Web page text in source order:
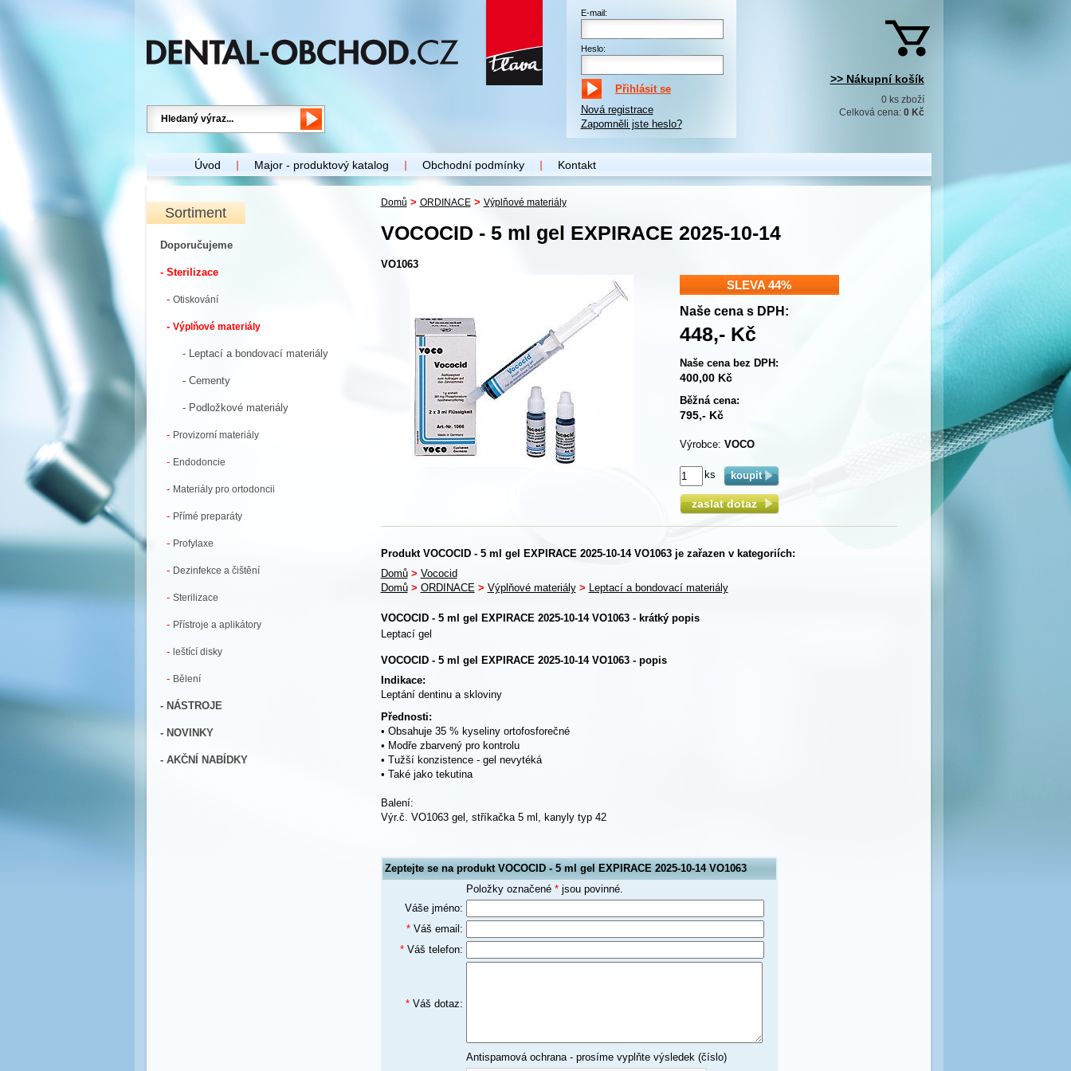
E-mail:
Heslo:
Nová registrace
Zapomněli jste heslo?
>> Nákupní košík
0 ks zboží
Celková cena: 0 Kč
Úvod Major - produktový katalog Obchodní podmínky Kontakt
Sortiment
Doporučujeme
- Sterilizace
- Otiskování
- Výplňové materiály
- Leptací a bondovací materiály
- Cementy
- Podložkové materiály
- Provizorní materiály
- Endodoncie
- Materiály pro ortodoncii
- Přímé preparáty
- Profylaxe
- Dezinfekce a čištění
- Sterilizace
- Přístroje a aplikátory
- leštící disky
- Bělení
- NÁSTROJE
- NOVINKY
- AKČNÍ NABÍDKY
Domů > ORDINACE > Výplňové materiály
VOCOCID - 5 ml gel EXPIRACE 2025-10-14
VO1063
SLEVA 44%
Naše cena s DPH:
448,- Kč
Naše cena bez DPH:
400,00 Kč
Běžná cena:
795,- Kč
Výrobce: VOCO
ks
zaslat dotaz
Produkt VOCOCID - 5 ml gel EXPIRACE 2025-10-14 VO1063 je zařazen v kategoriích:
Domů > Vococid
Domů > ORDINACE > Výplňové materiály > Leptací a bondovací materiály
VOCOCID - 5 ml gel EXPIRACE 2025-10-14 VO1063 - krátký popis
Leptací gel
VOCOCID - 5 ml gel EXPIRACE 2025-10-14 VO1063 - popis
Indikace:
Leptání dentinu a skloviny
Přednosti:
• Obsahuje 35 % kyseliny ortofosforečné
• Modře zbarvený pro kontrolu
• Tužší konzistence - gel nevytéká
• Také jako tekutina
Balení:
Výr.č. VO1063 gel, stříkačka 5 ml, kanyly typ 42
Zeptejte se na produkt VOCOCID - 5 ml gel EXPIRACE 2025-10-14 VO1063
Položky označené *jsou povinné.
Váše jméno:
*Váš email:
*Váš telefon:
*Váš dotaz:
Antispamová ochrana - prosíme vyplňte výsledek (číslo)